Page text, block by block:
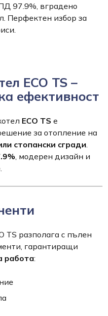
97.9%, вградено
Перфектен избор за
ECO TS –
ефективност
ECO TS е
за отопление на
стопански сгради
, модерен дизайн и
TS разполага с пълен
гарантиращи
работа: